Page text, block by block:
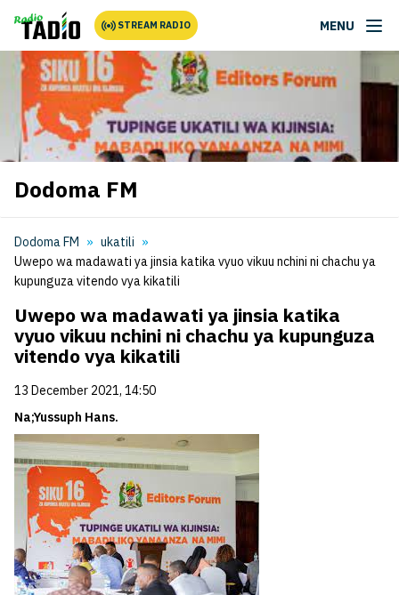
STREAM RADIO MENU
Dodoma FM
Dodoma FM
ukatili
Uwepo wa madawati ya jinsia katika vyuo vikuu nchini ni chachu ya
kupunguza vitendo vya kikatili
Uwepo wa madawati ya jinsia katika
vyuo vikuu nchini ni chachu ya kupunguza
vitendo vya kikatili
13 December 2021, 14:50
Na;Yussuph Hans.